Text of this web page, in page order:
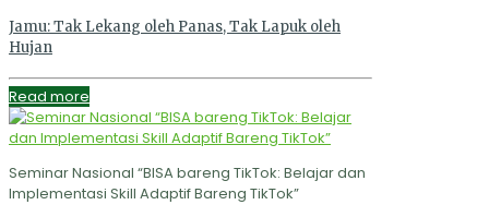
Jamu: Tak Lekang oleh Panas, Tak Lapuk oleh
Hujan
Read more
Seminar Nasional “BISA bareng TikTok: Belajar dan
Implementasi Skill Adaptif Bareng TikTok”